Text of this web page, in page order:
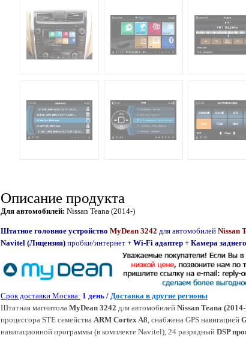
Описание продукта
Для автомобилей: Nissan Teana (2014-)
Штатное головное устройство MyDean 3242 для автомобилей Nissan
Navitel (Лицензия) пробки/интернет + Wi-Fi адаптер + Камера
Срок доставки Москва: 1 день / Доставка в другие регионы
Штатная магнитола MyDean 3242 для автомобилей Nissan Teana
процессора STE семейства ARM Cortex A8 , снабжена GPS навигацией
навигационной программы (в комплекте Navitel) , 24 разрядный DSP